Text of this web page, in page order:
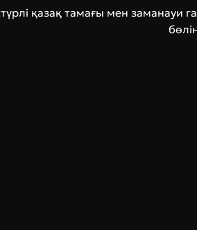
қазақ тамағы мен заманауи